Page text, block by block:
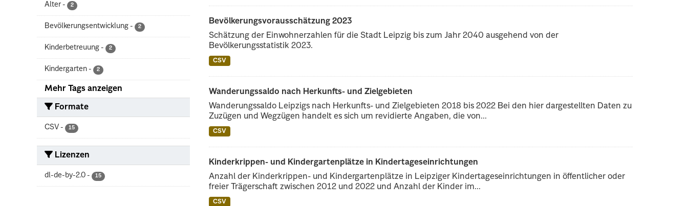
Alter - 2
Bevölkerungsentwicklung - 2
Kinderbetreuung - 2
Kindergarten - 2
Mehr Tags anzeigen
Formate
CSV - 15
Lizenzen
dl-de-by-2.0 - 15
Bevölkerungsvorausschätzung 2023
Schätzung der Einwohnerzahlen für die Stadt Leipzig bis zum Jahr 2040 ausgehend von der
Bevölkerungsstatistik 2023.
CSV
Wanderungssaldo nach Herkunfts- und Zielgebieten
Wanderungssaldo Leipzigs nach Herkunfts- und Zielgebieten 2018 bis 2022 Bei den hier dargestellten Daten zu
Zuzügen und Wegzügen handelt es sich um revidierte Angaben, die von...
CSV
Kinderkrippen- und Kindergartenplätze in Kindertageseinrichtungen
Anzahl der Kinderkrippen- und Kindergartenplätze in Leipziger Kindertageseinrichtungen in öffentlicher oder
freier Trägerschaft zwischen 2012 und 2022 und Anzahl der Kinder im...
CSV